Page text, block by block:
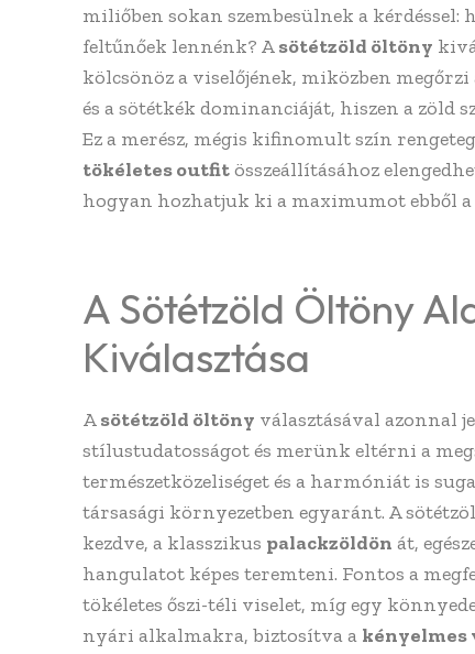
miliőben sokan szembesülnek a
feltűnőek lennénk? Asötétzöld öltöny
kölcsönöz a viselőjének, miközben
és a sötétkék dominanciáját, hiszen a
Ez a merész, mégis kifinomult szín
tökéletes outfitösszeállításához
hogyan hozhatjuk ki a maximumot ebből
A Sötétzöld Öltöny
Kiválasztása
Asötétzöld öltöny választásával azonnal
stílustudatosságot és merünk eltérni a
természetközeliséget és a harmóniát is
társasági környezetben egyaránt. A
kezdve, a klasszikus palackzöldön át,
hangulatot képes teremteni. Fontos a
tökéletes őszi-téli viselet, míg egy
nyári alkalmakra, biztosítva a kényelmes